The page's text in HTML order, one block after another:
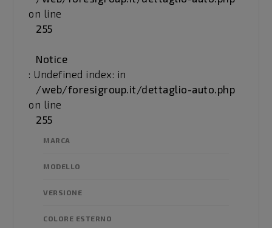
on line
255
Notice
: Undefined index: in
/web/foresigroup.it/dettaglio-auto.php
on line
255
MARCA
MODELLO
VERSIONE
COLORE ESTERNO